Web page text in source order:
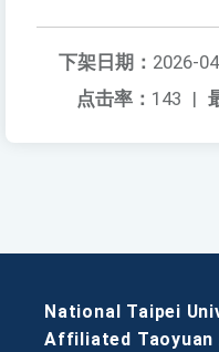
下架日期： 2026-
点击率： 143 |
National Taipei
Affiliated Taoyuan